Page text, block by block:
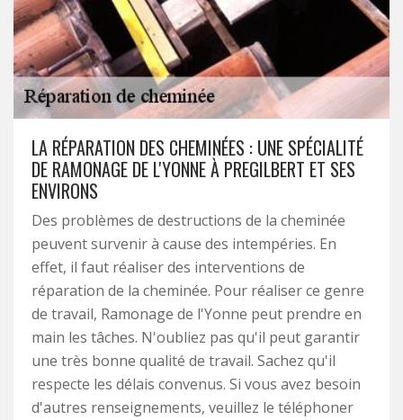
LA RÉPARATION DES CHEMINÉES : UNE SPÉCIALITÉ
DE RAMONAGE DE L'YONNE À PREGILBERT ET SES
ENVIRONS
Des problèmes de destructions de la cheminée
peuvent survenir à cause des intempéries. En
effet, il faut réaliser des interventions de
réparation de la cheminée. Pour réaliser ce genre
de travail, Ramonage de l'Yonne peut prendre en
main les tâches. N'oubliez pas qu'il peut garantir
une très bonne qualité de travail. Sachez qu'il
respecte les délais convenus. Si vous avez besoin
d'autres renseignements, veuillez le téléphoner